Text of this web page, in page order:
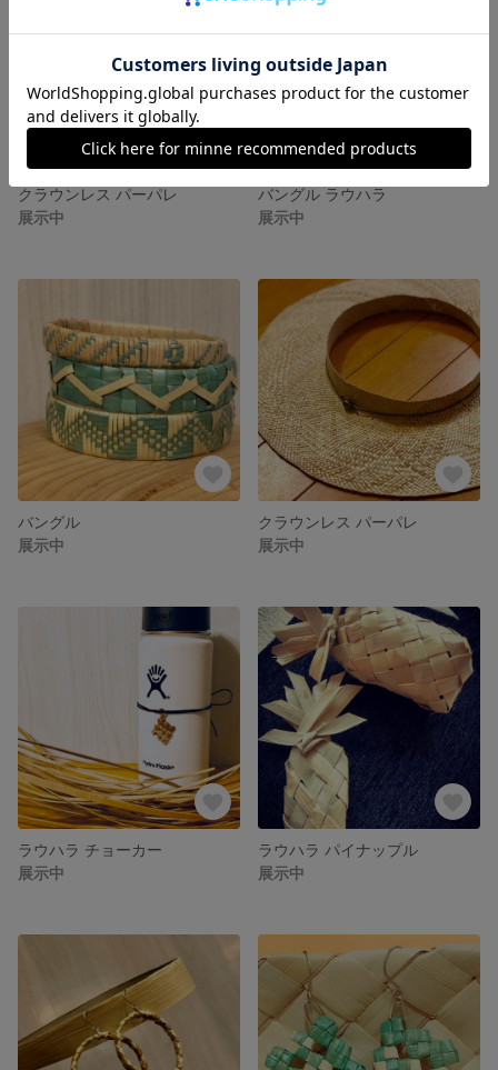
クラウンレス パーパレ
展示中
バングル ラウハラ
展示中
バングル
展示中
クラウンレス パーパレ
展示中
ラウハラ チョーカー
展示中
ラウハラ パイナップル
展示中